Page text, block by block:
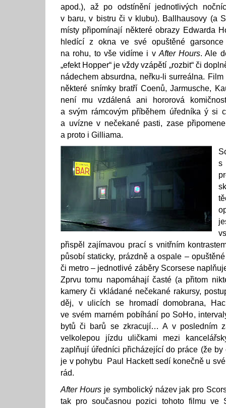
apod.), až po odstínění jednotlivých
v baru, v bistru či v klubu). Ballhausovy (a
místy připomínají některé obrazy Edwarda
hledící z okna ve své opuštěné
na rohu, to vše vidíme i v After Hours. Ale
„efekt Hopper“ je vždy vzápětí „rozbit“ či
nádechem absurdna, neřku-li surreálna.
některé snímky bratří Coenů, Jarmusche,
není mu vzdálená ani hororová
a svým rámcovým příběhem úředníka ý si
a uvízne v nečekané pasti, zase
a proto i Gilliama.
s
přispěl zajímavou prací s vnitřním
působí staticky, prázdně a ospale –
či metro – jednotlivé záběry Scorsese
Zprvu tomu napomáhají časté (a přitom
kamery či vkládané nečekané rakursy,
děj, v ulicích se hromadí domobrana,
ve svém marném pobíhání po SoHo,
bytů či barů se zkracují… A v posledním
velkolepou jízdu uličkami mezi
zaplňují úředníci přicházející do práce (že
je v pohybu Paul Hackett sedí konečně u
rád.
After Hoursje symbolický název jak pro
tak pro současnou pozici tohoto filmu ve